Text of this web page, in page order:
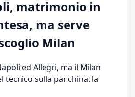
matrimonio in
ma serve
Milan
ed Allegri, ma il Milan
tecnico sulla panchina: la